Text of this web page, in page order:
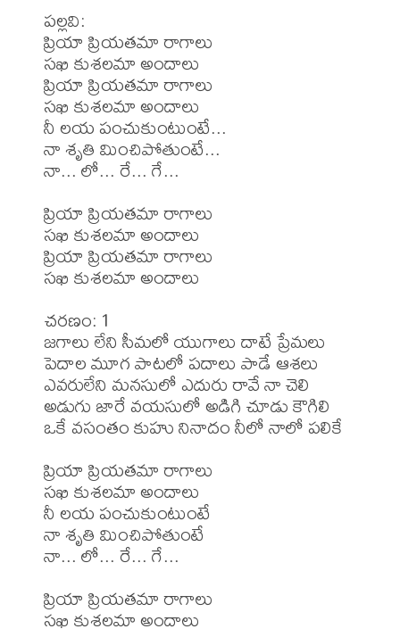
పల్లవి:
ప్రియా ప్రియతమా రాగాలు
సఖి కుశలమా అందాలు
ప్రియా ప్రియతమా రాగాలు
సఖి కుశలమా అందాలు
నీ లయ పంచుకుంటుంటే...
నా శృతి మించిపోతుంటే...
నా... లో... రే... గే...
ప్రియా ప్రియతమా రాగాలు
సఖి కుశలమా అందాలు
ప్రియా ప్రియతమా రాగాలు
సఖి కుశలమా అందాలు
చరణం: 1
జగాలు లేని సీమలో యుగాలు దాటే ప్రేమలు
పెదాల మూగ పాటలో పదాలు పాడే ఆశలు
ఎవరులేని మనసులో ఎదురు రావే నా చెలి
అడుగు జారే వయసులో అడిగి చూడు కౌగిలి
ఒకే వసంతం కుహు నినాదం నీలో నాలో పలికే
ప్రియా ప్రియతమా రాగాలు
సఖి కుశలమా అందాలు
నీ లయ పంచుకుంటుంటే
నా శృతి మించిపోతుంటే
నా... లో... రే... గే...
ప్రియా ప్రియతమా రాగాలు
సఖి కుశలమా అందాలు